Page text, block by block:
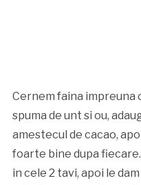
Cernem faina impreuna
spuma de unt si ou,
amestecul de cacao,
foarte bine dupa
in cele 2 tavi, apoi le